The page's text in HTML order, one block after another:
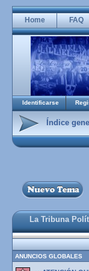
Home FAQ
Identificarse
Índice
La Tribuna
ANUNCIOS GLOBALES